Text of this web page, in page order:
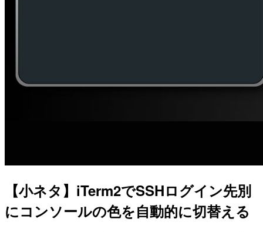
【小ネタ】iTerm2でSSHログイン先別
にコンソールの色を自動的に切替える